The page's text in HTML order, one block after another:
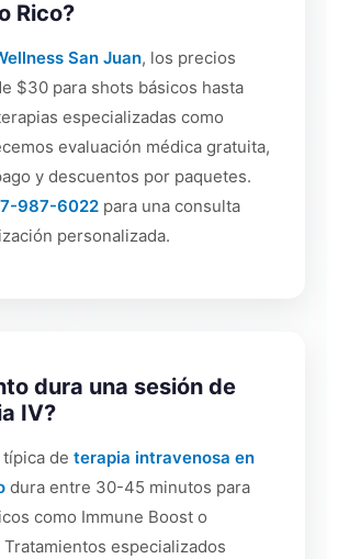
Rico?
San Juan, los precios
$30 para shots básicos hasta
especializadas como
evaluación médica gratuita,
y descuentos por paquetes.
987-6022 para una consulta
personalizada.
dura una sesión de
IV?
de terapia intravenosa en
dura entre 30-45 minutos para
como Immune Boost o
Tratamientos especializados